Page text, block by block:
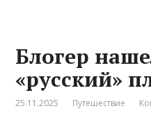
Блогер
«русский»
25.11.2025 Путешествие